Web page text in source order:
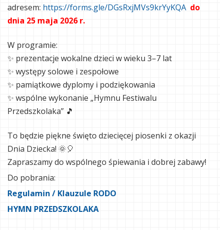
adresem: https://forms.gle/DGsRxjMVs9krYyKQA do
dnia 25 maja 2026 r.
W programie:
✨ prezentacje wokalne dzieci w wieku 3–7 lat
✨ występy solowe i zespołowe
✨ pamiątkowe dyplomy i podziękowania
✨ wspólne wykonanie „Hymnu Festiwalu
Przedszkolaka” 🎵
To będzie piękne święto dziecięcej piosenki z okazji
Dnia Dziecka! 🌞🎈
Zapraszamy do wspólnego śpiewania i dobrej zabawy!
Do pobrania:
Regulamin / Klauzule RODO
HYMN PRZEDSZKOLAKA